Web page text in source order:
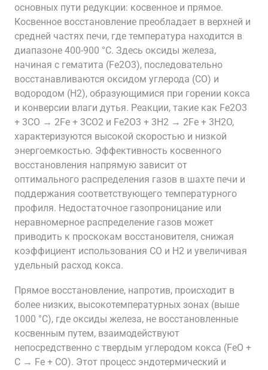
основных пути редукции: косвенное и прямое.
Косвенное восстановление преобладает в верхней и
средней частях печи, где температура находится в
диапазоне 400-900 °C. Здесь оксиды железа,
начиная с гематита (Fe2O3), последовательно
восстанавливаются оксидом углерода (CO) и
водородом (H2), образующимися при горении кокса
и конверсии влаги дутья. Реакции, такие как Fe2O3
+ 3CO → 2Fe + 3CO2 и Fe2O3 + 3H2 → 2Fe + 3H2O,
характеризуются высокой скоростью и низкой
энергоемкостью. Эффективность косвенного
восстановления напрямую зависит от
оптимального распределения газов в шахте печи и
поддержания соответствующего температурного
профиля. Недостаточное газопроницание или
неравномерное распределение газов может
приводить к проскокам восстановителя, снижая
коэффициент использования CO и H2 и увеличивая
удельный расход кокса.
Прямое восстановление, напротив, происходит в
более низких, высокотемпературных зонах (выше
1000 °C), где оксиды железа, не восстановленные
косвенным путем, взаимодействуют
непосредственно с твердым углеродом кокса (FeO +
C → Fe + CO). Этот процесс эндотермический и